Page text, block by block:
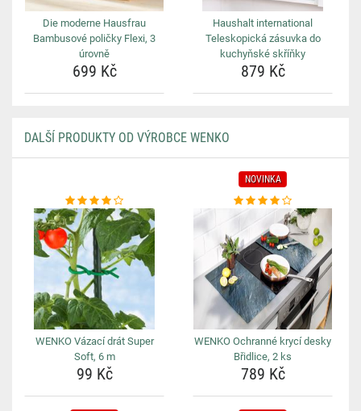
Die moderne Hausfrau
Bambusové poličky Flexi, 3
úrovně
699 Kč
Haushalt international
Teleskopická zásuvka do
kuchyňské skříňky
879 Kč
DALŠÍ PRODUKTY OD VÝROBCE WENKO
WENKO Vázací drát Super
Soft, 6 m
99 Kč
NOVINKA
WENKO Ochranné krycí desky
Břidlice, 2 ks
789 Kč